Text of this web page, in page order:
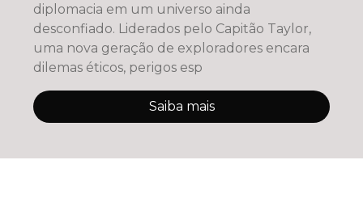
diplomacia em um universo ainda
desconfiado. Liderados pelo Capitão Taylor,
uma nova geração de exploradores encara
dilemas éticos, perigos esp
Saiba mais